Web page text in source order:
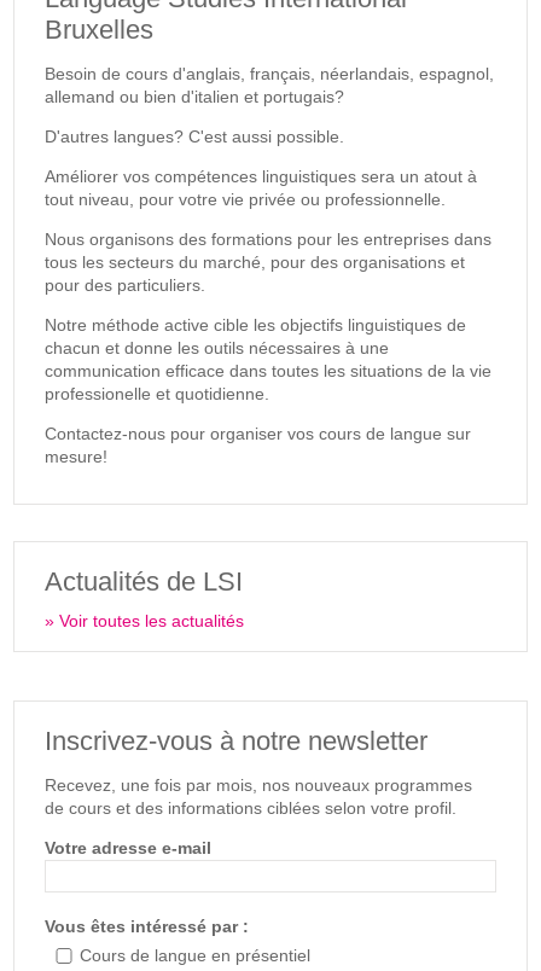
Bruxelles
Besoin de cours d'anglais, français, néerlandais, espagnol,
allemand ou bien d'italien et portugais?
D'autres langues? C'est aussi possible.
Améliorer vos compétences linguistiques sera un atout à
tout niveau, pour votre vie privée ou professionnelle.
Nous organisons des formations pour les entreprises dans
tous les secteurs du marché, pour des organisations et
pour des particuliers.
Notre méthode active cible les objectifs linguistiques de
chacun et donne les outils nécessaires à une
communication efficace dans toutes les situations de la vie
professionelle et quotidienne.
Contactez-nous pour organiser vos cours de langue sur
mesure!
Actualités de LSI
» Voir toutes les actualités
Inscrivez-vous à notre newsletter
Recevez, une fois par mois, nos nouveaux programmes
de cours et des informations ciblées selon votre profil.
Votre adresse e-mail
Vous êtes intéressé par :
Cours de langue en présentiel